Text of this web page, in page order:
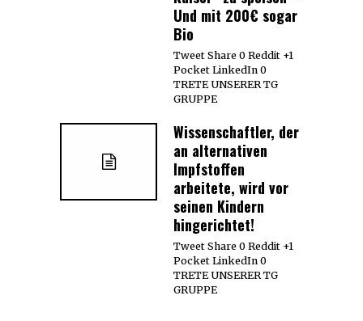
Und mit 200€ sogar
Bio
Tweet Share 0 Reddit +1
Pocket LinkedIn 0
TRETE UNSERER TG
GRUPPE
Wissenschaftler, der
an alternativen
Impfstoffen
arbeitete, wird vor
seinen Kindern
hingerichtet!
Tweet Share 0 Reddit +1
Pocket LinkedIn 0
TRETE UNSERER TG
GRUPPE